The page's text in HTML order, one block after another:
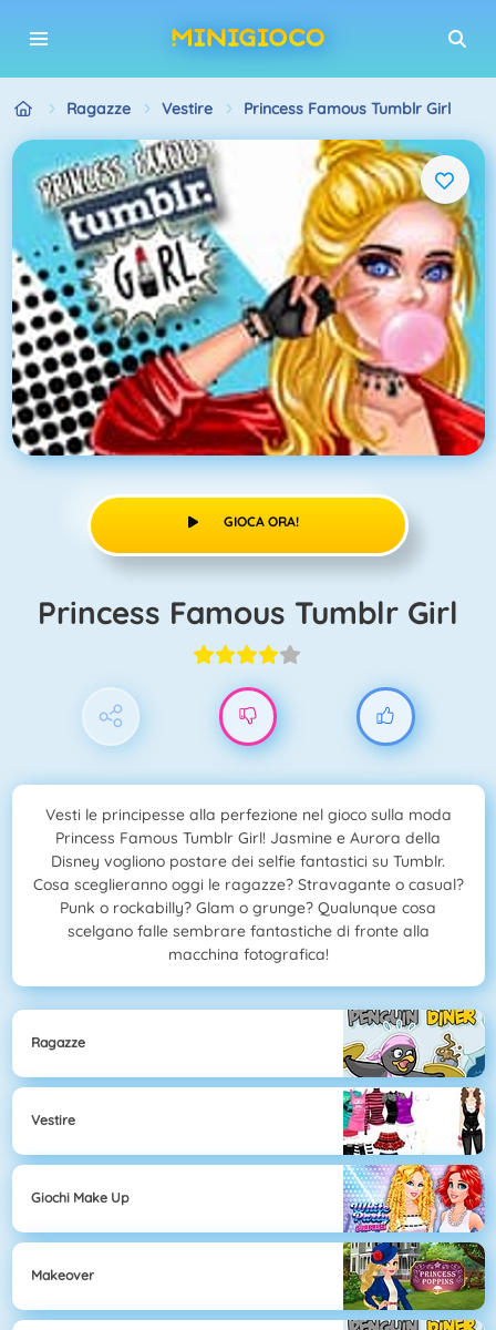
Ragazze Vestire Princess Famous Tumblr Girl
GIOCA ORA!
Princess Famous Tumblr Girl
Vesti le principesse alla perfezione nel gioco sulla moda
Princess Famous Tumblr Girl! Jasmine e Aurora della
Disney vogliono postare dei selfie fantastici su Tumblr.
Cosa sceglieranno oggi le ragazze? Stravagante o casual?
Punk o rockabilly? Glam o grunge? Qualunque cosa
scelgano falle sembrare fantastiche di fronte alla
macchina fotografica!
Ragazze
Vestire
Giochi Make Up
Makeover